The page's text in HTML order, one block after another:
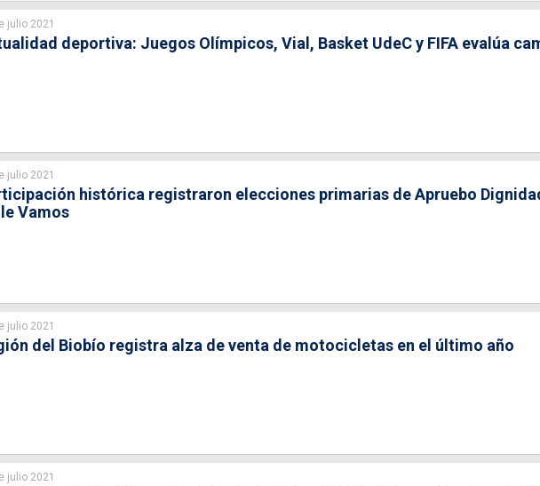
julio 2021
deportiva: Juegos Olímpicos, Vial, Basket UdeC y FIFA evalúa
julio 2021
histórica registraron elecciones primarias de Apruebo
Vamos
julio 2021
del Biobío registra alza de venta de motocicletas en el último año
julio 2021